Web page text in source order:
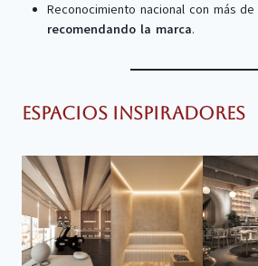
Reconocimiento nacional con más de
recomendando la marca.
Espacios inspiradores